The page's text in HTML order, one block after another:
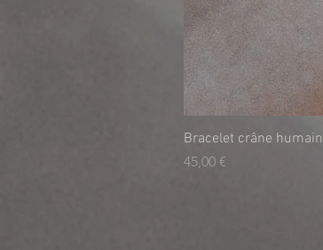
Bracelet crâne humain
Preis
45,00 €